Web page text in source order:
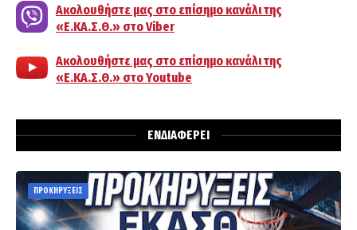
Ακολουθήστε μας στο επίσημο κανάλι της
«Ε.ΚΑ.Σ.Θ.» στο Viber
Ακολουθήστε μας στο επίσημο κανάλι της
«Ε.ΚΑ.Σ.Θ.» στο Youtube
ΕΝΔΙΑΦΕΡΕΙ
ΠΡΟΚΗΡΥΞΕΙΣ